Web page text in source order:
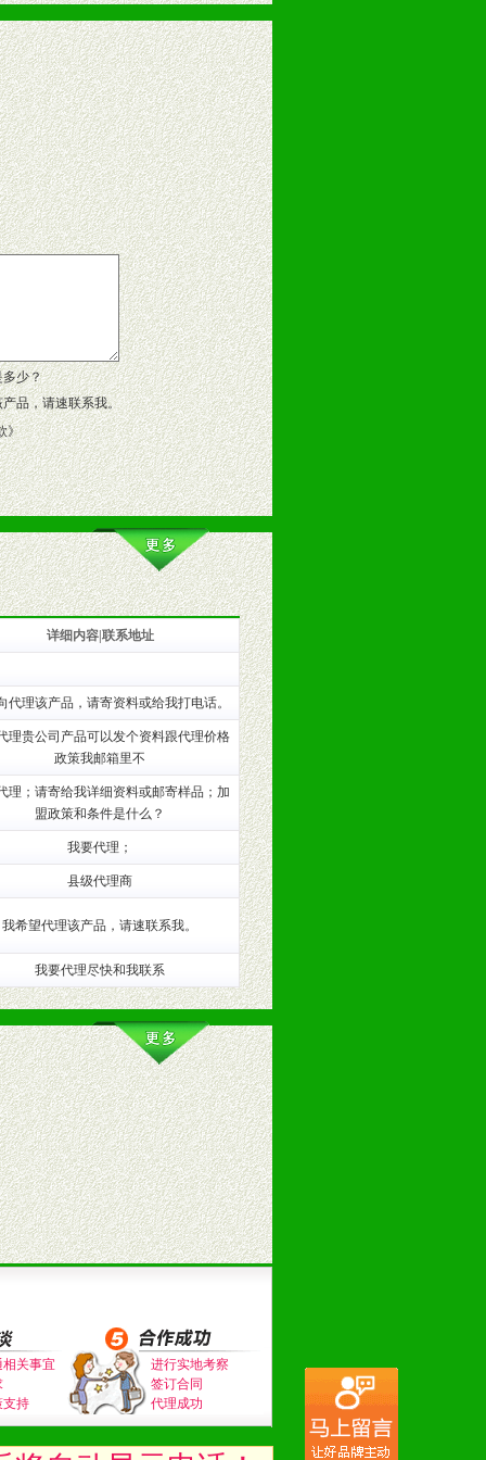
作手册、专柜咨询手册等各种市
。
（包括POP、彩页、手提袋、易
趋势与流行。
营养建康知识。为经销商、分销商
多少？
品，请速联系我。
》
详细内容|联系地址
代理该产品，请寄资料或给我打电话。
理贵公司产品可以发个资料跟代理价格
政策我邮箱里不
理；请寄给我详细资料或邮寄样品；加
盟政策和条件是什么？
我要代理；
县级代理商
我希望代理该产品，请速联系我。
我要代理尽快和我联系
关事宜
支持
进行实地考察
签订合同
代理成功